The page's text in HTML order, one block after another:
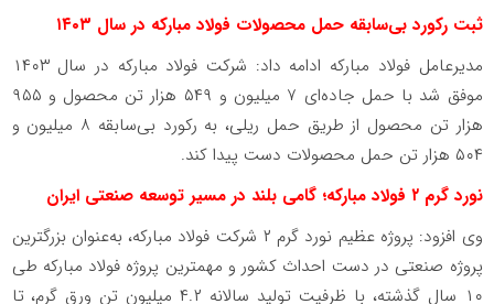
ثبت رکورد بی‌سابقه حمل محصولات فولاد مبارکه در سال ۱۴۰۳
مدیرعامل فولاد مبارکه ادامه داد: شرکت فولاد مبارکه در سال ۱۴۰۳
موفق شد با حمل جاده‌ای ۷ میلیون و ۵۴۹ هزار تن محصول و ۹۵۵
هزار تن محصول از طریق حمل ریلی، به رکورد بی‌سابقه ۸ میلیون و
۵۰۴ هزار تن حمل محصولات دست پیدا کند
.
نورد گرم ۲ فولاد مبارکه؛ گامی بلند در مسیر توسعه صنعتی ایران
وی افزود: پروژه عظیم نورد گرم ۲ شرکت فولاد مبارکه، به‌عنوان بزرگترین
پروژه صنعتی در دست احداث کشور و مهمترین پروژه فولاد مبارکه طی
۱۰ سال گذشته، با ظرفیت تولید سالانه ۴.۲ میلیون تن ورق گرم، تا